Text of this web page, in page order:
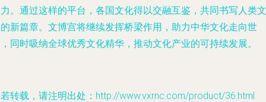
。通过这样的平台，各国文化得以交融互鉴，共同书写人类文
新篇章。文博宫将继续发挥桥梁作用，助力中华文化走向世
同时吸纳全球优秀文化精华，推动文化产业的可持续发展。
转载，请注明出处：http://www.vxrnc.com/product/36.html